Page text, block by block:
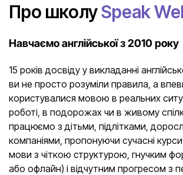
Про школуSpeak
Навчаємо англійської з 2010 року
15 років досвіду у викладанні
ви не просто розуміли правила, а
користувалися мовою в реальних
роботі, в подорожах чи в живому
працюємо з дітьми, підлітками,
компаніями, пропонуючи сучасні курси
мови з чіткою структурою, гнучким
або офлайн) і відчутним прогресом з